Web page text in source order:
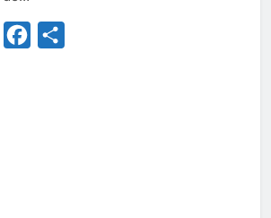
TwitterFacebook